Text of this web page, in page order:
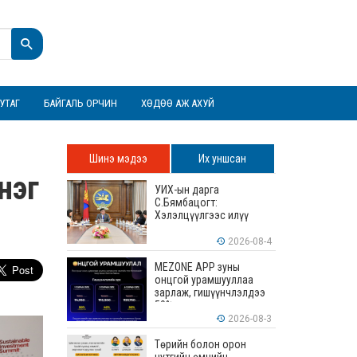
БАЙГАЛЬ ОРЧИН ХӨДӨӨ АЖ АХУЙ
Шинэ мэдээ Их уншсан
УИХ-ын дарга
С.Бямбацогт:
Хэлэлцүүлгээс илүү
илүү бодит үр дүн чухал
2026-08-4
MEZONE APP зуны
онцгой урамшууллаа
зарлаж, гишүүнчлэлдээ
50% хүртэлх хөнгөлөлт
үзүүлж эхэллээ 2026-08-3
Төрийн болон орон